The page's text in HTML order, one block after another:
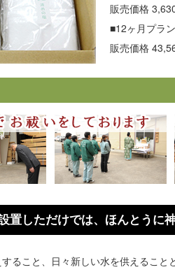
販売価格
■12ヶ月プラ
販売価格
置しただけでは、ほんとうに
ること、日々新しい水を供えること